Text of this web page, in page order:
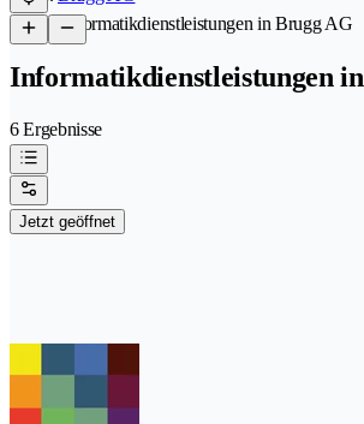
/Informatikdienstleistungen in Brugg AG
Informatikdienstleistungen
6 Ergebnisse
Jetzt geöffnet